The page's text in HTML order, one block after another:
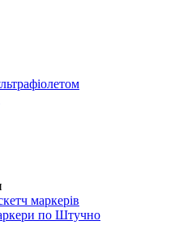
маркерів
по Штучно